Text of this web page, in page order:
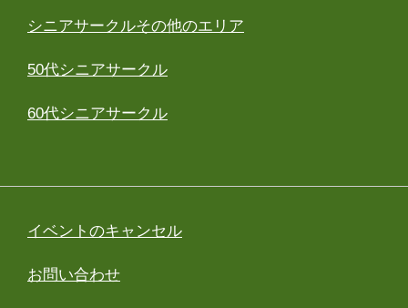
シニアサークルその他のエリア
50代シニアサークル
60代シニアサークル
イベントのキャンセル
お問い合わせ